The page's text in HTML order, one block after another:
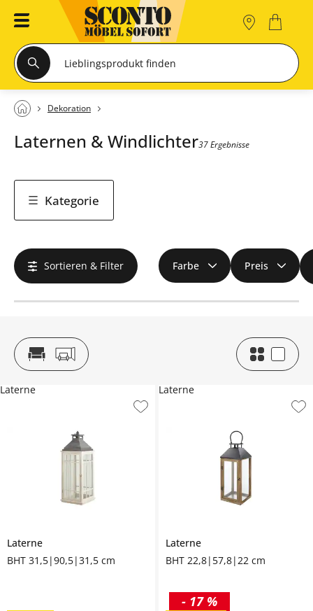
Dekoration
Laternen & Windlichter37 Ergebnisse
Kategorie
Sortieren & Filter Farbe Preis
Laterne
BHT 31,5|90,5|31,5 cm
Laterne
Laterne
BHT 22,8|57,8|22 cm
- 17 %
Laterne